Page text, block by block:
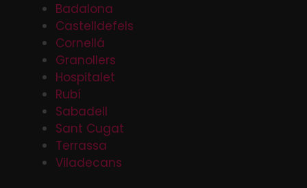
Badalona
Castelldefels
Cornellá
Granollers
Hospitalet
Rubí
Sabadell
Sant Cugat
Terrassa
Viladecans